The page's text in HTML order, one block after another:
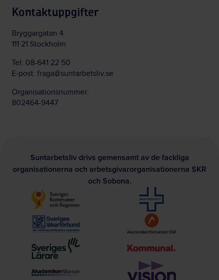
Kontaktuppgifter
Bryggargatan 4
111 21 Stockholm
Tel: 08-641 22 50
E-post: fraga@suntarbetsliv.se
Organisationsnummer:
802464-9447
Suntarbetsliv drivs gemensamt av de fackliga
organisationerna och arbetsgivarorganisationerna SKR
och Sobona.